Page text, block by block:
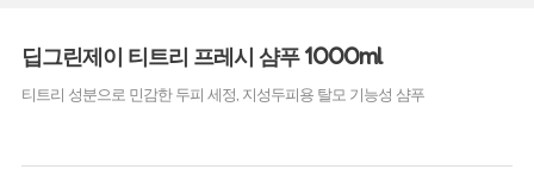
딥그린제이 티트리 프레시 샴푸 1000ml
티트리 성분으로 민감한 두피 세정, 지성두피용 탈모 기능성 샴푸